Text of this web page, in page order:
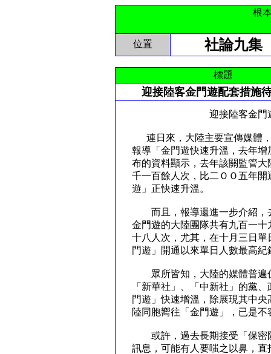
根
位置 社論九集
標題
迎接陸客金門遊配套措施
迎接陸客金門遊 配
連日來，大陸主要宣傳媒體
報導「金門遊快速升溫，去年
布的資料顯示，去年該關監管
千一百餘人次，比二ＯＯ五年
遊」正快速升溫。
而且，報導還進一步介紹，
金門遊的大陸團隊共有九百一
十八人次，尤其，在十月三日
門遊」開通以來單日人數最高
眾所皆知，大陸的媒體普遍
「新華社」、「中新社」的黨
門遊」快速增溫，除展現其中
陸同胞嚮往「金門遊」，已是
或許，過去長期接受「保密
訊息，可能有人要嗤之以鼻，